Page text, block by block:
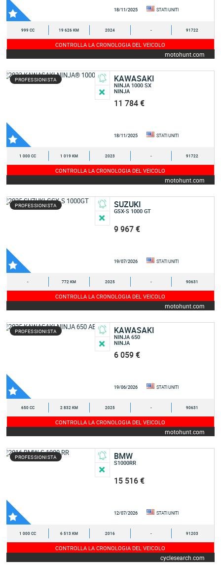
18/11/2025 STATI UNITI
999 CC 19 626 KM 2024 - 91722
CONTROLLA LA CRONOLOGIA DEL VEICOLO
motohunt.com
PROFESSIONISTA KAWASAKI
NINJA 1000 SX
NINJA
11 784 €
18/11/2025 STATI UNITI
1 000 CC 1 019 KM 2023 - 91722
CONTROLLA LA CRONOLOGIA DEL VEICOLO
motohunt.com
PROFESSIONISTA SUZUKI
GSX-S 1000 GT
9 967 €
19/07/2026 STATI UNITI
- 772 KM 2025 - 90631
CONTROLLA LA CRONOLOGIA DEL VEICOLO
motohunt.com
PROFESSIONISTA KAWASAKI
NINJA 650
NINJA
6 059 €
19/06/2026 STATI UNITI
650 CC 2 832 KM 2025 - 90631
CONTROLLA LA CRONOLOGIA DEL VEICOLO
motohunt.com
PROFESSIONISTA BMW
S1000RR
15 516 €
12/07/2026 STATI UNITI
1 000 CC 6 513 KM 2016 - 91203
CONTROLLA LA CRONOLOGIA DEL VEICOLO
cyclesearch.com